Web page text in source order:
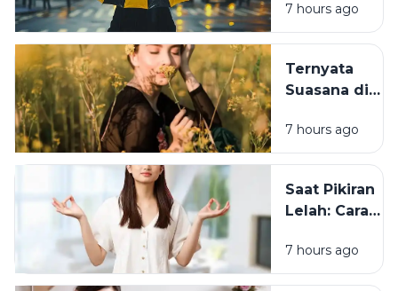
Suasana
Berbeda? Ini
Ilmiah dan
Psikologisnya
7 hours ago
Ternyata
Suasana di
Bisa
Menentukan
Seharian
7 hours ago
Saat Pikiran
Lelah: Cara
Suasana Hati
7 hours ago